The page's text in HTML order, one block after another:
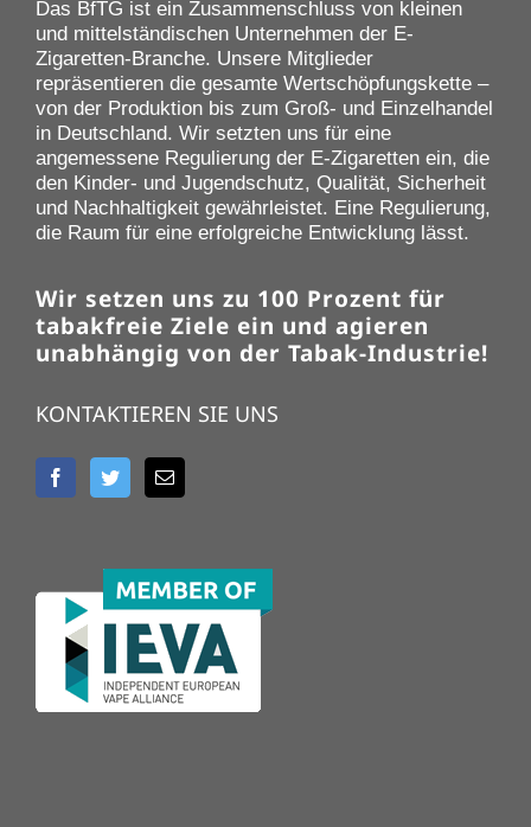
Das BfTG ist ein Zusammenschluss von kleinen
und mittelständischen Unternehmen der E-
Zigaretten-Branche. Unsere Mitglieder
repräsentieren die gesamte Wertschöpfungskette –
von der Produktion bis zum Groß- und Einzelhandel
in Deutschland. Wir setzten uns für eine
angemessene Regulierung der E-Zigaretten ein, die
den Kinder- und Jugendschutz, Qualität, Sicherheit
und Nachhaltigkeit gewährleistet. Eine Regulierung,
die Raum für eine erfolgreiche Entwicklung lässt.
Wir setzen uns zu 100 Prozent für
tabakfreie Ziele ein und agieren
unabhängig von der Tabak-Industrie!
KONTAKTIEREN SIE UNS